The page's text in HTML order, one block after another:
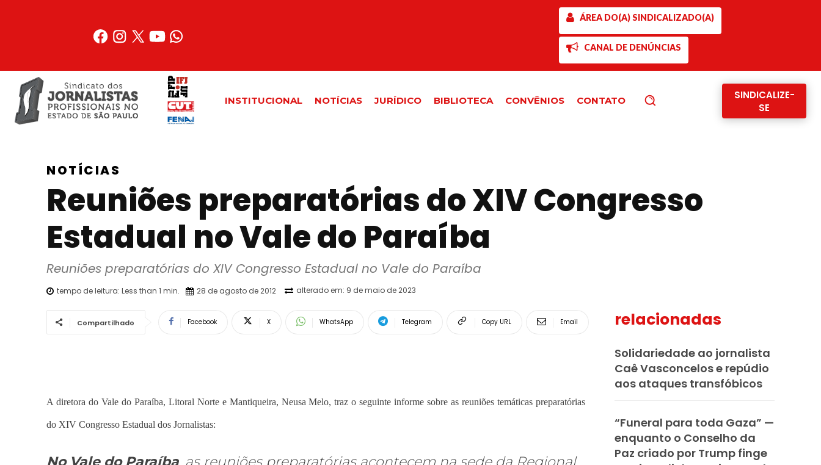
ÁREA DO(A) SINDICALIZADO(A)
CANAL DE DENÚNCIAS
INSTITUCIONAL NOTÍCIAS JURÍDICO BIBLIOTECA CONVÊNIOS CONTATO
SINDICALIZE-
SE
NOTÍCIAS
Reuniões preparatórias do XIV Congresso
Estadual no Vale do Paraíba
Reuniões preparatórias do XIV Congresso Estadual no Vale do Paraíba
tempo de leitura: Less than 1 min. 28 de agosto de 2012 alterado em: 9 de maio de 2023
Compartilhado Facebook X WhatsApp Telegram Copy URL Email
A diretora do Vale do Paraíba, Litoral Norte e Mantiqueira, Neusa Melo, traz o seguinte informe sobre as reuniões temáticas preparatórias
do XIV Congresso Estadual dos Jornalistas:
No Vale do Paraíba, as reuniões preparatórias acontecem na sede da Regional
relacionadas
Solidariedade ao jornalista
Caê Vasconcelos e repúdio
aos ataques transfóbicos
“Funeral para toda Gaza” —
enquanto o Conselho da
Paz criado por Trump finge